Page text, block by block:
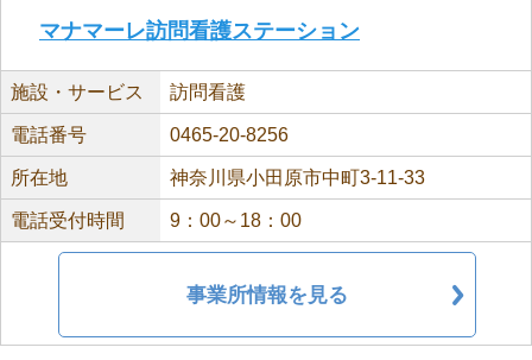
マナマーレ訪問看護ステーション
施設・サービス 訪問看護
電話番号 0465-20-8256
所在地 神奈川県小田原市中町3-11-33
電話受付時間 9：00～18：00
事業所情報を見る